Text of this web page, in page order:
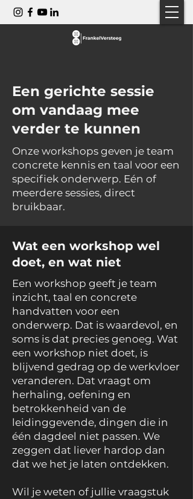
Een gerichte sessie
om vandaag mee
verder te kunnen
Onze workshops geven je team
concrete kennis en taal voor een
specifiek onderwerp. Eén of
meerdere sessies, direct
bruikbaar.
Wat een workshop wel
doet, en wat niet
Een workshop geeft je team
inzicht, taal en concrete
handvatten voor een
onderwerp. Dat is waardevol, en
soms is dat precies genoeg. Wat
een workshop niet doet, is
blijvend gedrag op de werkvloer
veranderen. Dat vraagt om
herhaling, oefening en
betrokkenheid van de
leidinggevende, dingen die in
één dagdeel niet passen. We
zeggen dat liever hardop dan
dat we het je laten ontdekken.
Wil je weten of jullie vraagstuk